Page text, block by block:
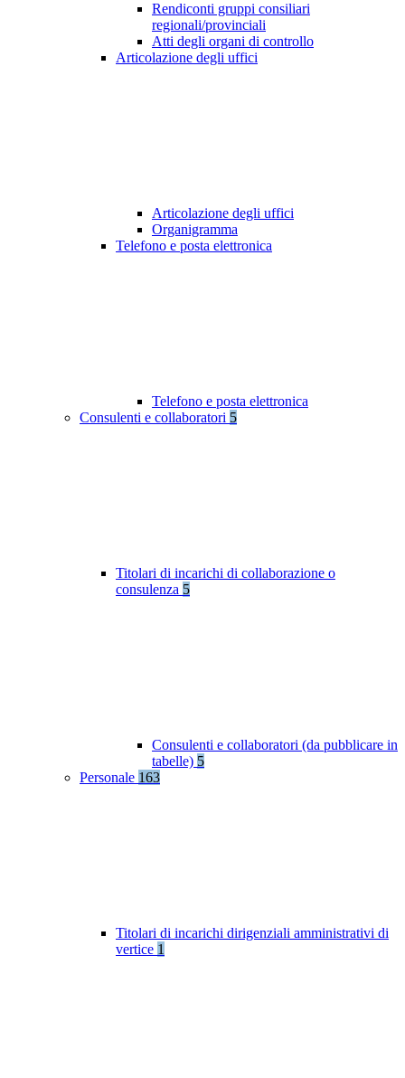
Rendiconti gruppi consiliari
regionali/provinciali
Atti degli organi di controllo
Articolazione degli uffici
Articolazione degli uffici
Organigramma
Telefono e posta elettronica
Telefono e posta elettronica
Consulenti e collaboratori 5
Titolari di incarichi di collaborazione o
consulenza 5
Consulenti e collaboratori (da pubblicare in
tabelle) 5
Personale 163
Titolari di incarichi dirigenziali amministrativi di
vertice 1